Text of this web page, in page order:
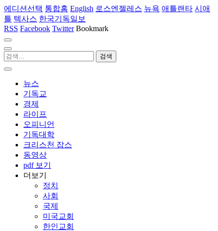
에디션선택 통합홈 English 로스엔젤레스 뉴욕 애틀랜타 시애
틀 텍사스 한국기독일보
RSS Facebook Twitter Bookmark
뉴스
기독교
경제
라이프
오피니언
기독대학
크리스천 잡스
동영상
pdf 보기
더보기
정치
사회
국제
미국교회
한인교회